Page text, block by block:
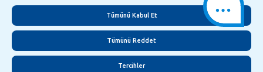
İletişim English
Yapı ve Kredi Bankası A.Ş.
Tercihler
Tümünü Reddet
Tümünü Kabul Et